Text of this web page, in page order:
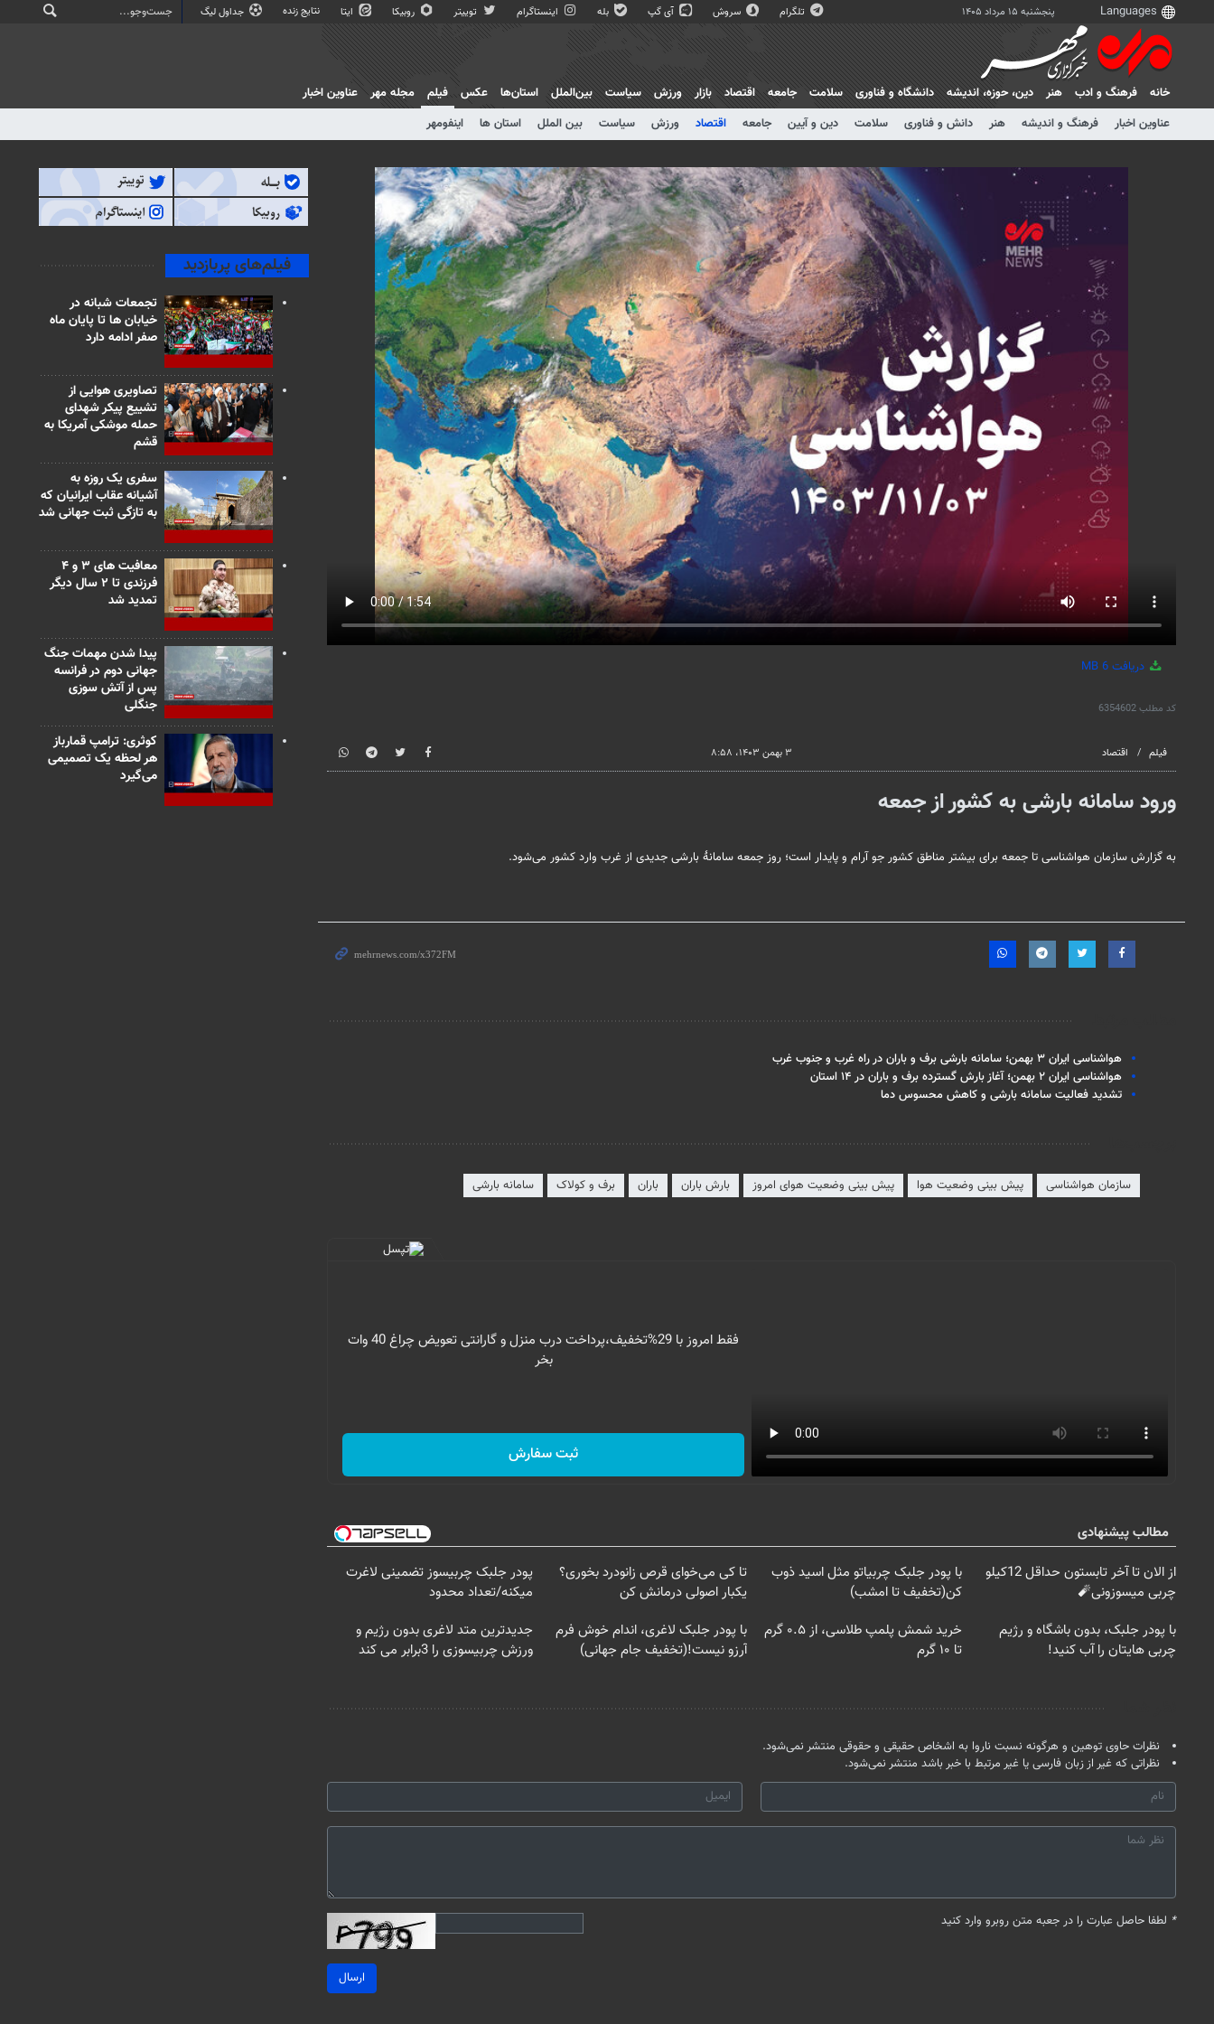
پنجشنبه ۱۵ مرداد ۱۴۰۵ تلگرام سروش آی گپ بله اینستاگرام توییتر روبیکا ایتا نتایج زنده جداول لیگ
خانه فرهنگ و ادب هنر دين، حوزه، انديشه دانشگاه و فناوری سلامت جامعه اقتصاد بازار ورزش سیاست بین‌الملل استان‌ها عکس
فیلم
عناوین اخبار
فرهنگ و اندیشه هنر دانش و فناوری سلامت دین و آیین جامعه اقتصاد ورزش سیاست بین الملل استان ها اینفومهر
مجله مهر عناوین اخبار
دریافت 6 MB
کد مطلب6354602
فیلم اقتصاد ۳ بهمن ۱۴۰۳، ۸:۵۸
ورود سامانه بارشی به کشور از جمعه
به گزارش سازمان هواشناسی تا جمعه برای بیشتر مناطق کشور جو آرام و پایدار است؛ روز جمعه سامانۀ بارشی جدیدی از غرب وارد کشور می‌شود.
هواشناسی ایران ۳ بهمن؛ سامانه بارشی برف و باران در راه غرب و جنوب غرب
هواشناسی ایران ۲ بهمن؛ آغاز بارش گسترده برف و باران در ۱۴ استان
تشدید فعالیت سامانه بارشی و کاهش محسوس دما
سازمان هواشناسی پیش بینی وضعیت هوا پیش بینی وضعیت هوای امروز بارش باران باران برف و کولاک سامانه بارشی
فقط امروز با 29%تخفیف،پرداخت درب منزل و گارانتی تعویض چراغ 40 وات
بخر
ثبت سفارش
مطالب پیشنهادی
از الان تا آخر تابستون حداقل 12کیلو
چربی میسوزونی🧨
با پودر جلبک چربیاتو مثل اسید ذوب
کن(تخفیف تا امشب)
تا کی می‌خوای قرص زانودرد بخوری؟
یکبار اصولی درمانش کن
پودر جلبک چربیسوز تضمینی لاغرت
میکنه/تعداد محدود
با پودر جلبک، بدون باشگاه و رژیم
چربی هایتان را آب کنید!
خرید شمش پلمپ طلاسی، از ۰.۵ گرم
تا ۱۰ گرم
با پودر جلبک لاغری، اندام خوش فرم
آرزو نیست!(تخفیف جام جهانی)
جدیدترین متد لاغری بدون رژیم و
ورزش چربیسوزی را 3برابر می کند
نظرات حاوی توهین و هرگونه نسبت ناروا به اشخاص حقیقی و حقوقی منتشر نمی‌شود.
نظراتی که غیر از زبان فارسی یا غیر مرتبط با خبر باشد منتشر نمی‌شود.
* لطفا حاصل عبارت را در جعبه متن روبرو وارد کنید
ارسال
فیلم‌های پربازدید
تجمعات شبانه در
خیابان ها تا پایان ماه
صفر ادامه دارد
تصاویری هوایی از
تشییع پیکر شهدای
حمله موشکی آمریکا به
قشم
سفری یک روزه به
آشیانه عقاب ایرانیان که
به تازگی ثبت جهانی شد
معافیت های ۳ و ۴
فرزندی تا ۲ سال دیگر
تمدید شد
پیدا شدن مهمات جنگ
جهانی دوم در فرانسه
پس از آتش سوزی
جنگلی
کوثری: ترامپ قمارباز
هر لحظه یک تصمیمی
می‌گیرد